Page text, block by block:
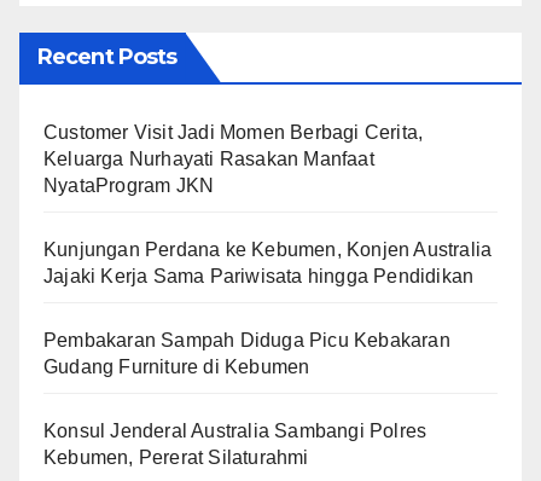
Recent Posts
Customer Visit Jadi Momen Berbagi Cerita,
Keluarga Nurhayati Rasakan Manfaat
NyataProgram JKN
Kunjungan Perdana ke Kebumen, Konjen Australia
Jajaki Kerja Sama Pariwisata hingga Pendidikan
Pembakaran Sampah Diduga Picu Kebakaran
Gudang Furniture di Kebumen
Konsul Jenderal Australia Sambangi Polres
Kebumen, Pererat Silaturahmi